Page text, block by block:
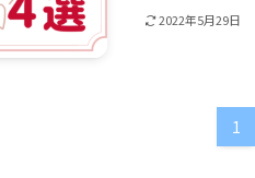
2022年5月29日
1